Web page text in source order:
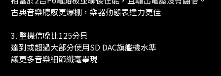
古典音樂聽感更爆棚，樂器動態表達力更佳
3. 整機信噪比125分貝
達到或超過大部分使用SD DAC旗艦機水準
讓更多音樂細節纖毫畢現